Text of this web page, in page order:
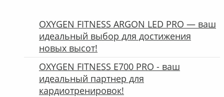
OXYGEN FITNESS ARGON LED PRO — ваш
идеальный выбор для достижения
новых высот!
OXYGEN FITNESS E700 PRO - ваш
идеальный партнер для
кардиотренировок!